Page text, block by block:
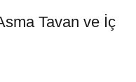
Tavan ve İç